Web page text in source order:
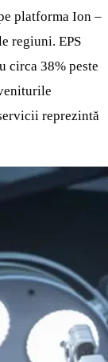
platforma Ion –
regiuni. EPS
circa 38% peste
reprezintă